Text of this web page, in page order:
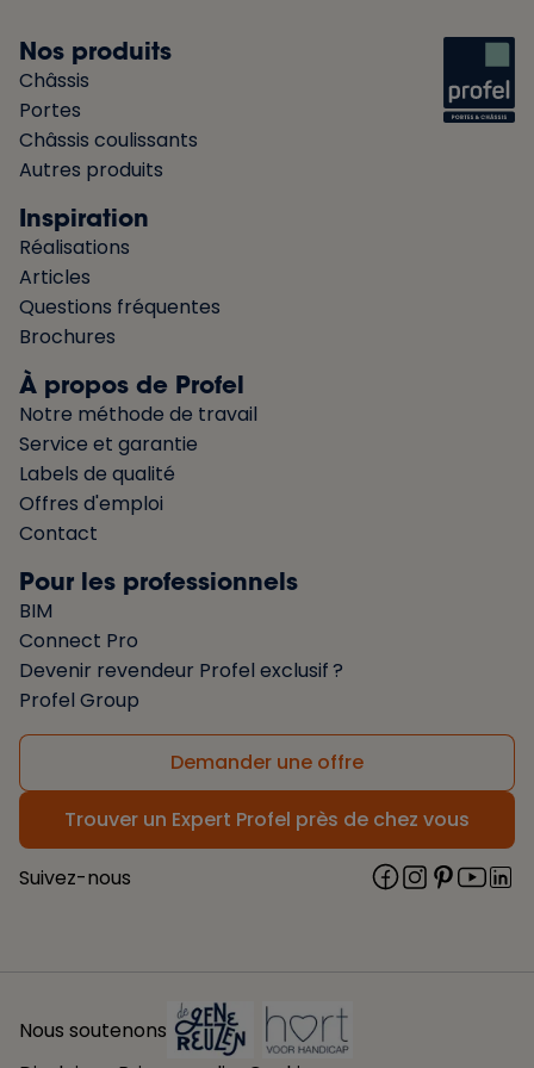
Nos produits
Châssis
Portes
Châssis coulissants
Autres produits
Inspiration
Réalisations
Articles
Questions fréquentes
Brochures
À propos de Profel
Notre méthode de travail
Service et garantie
Labels de qualité
Offres d'emploi
Contact
Pour les professionnels
BIM
Connect Pro
Devenir revendeur Profel exclusif ?
Profel Group
Demander une offre
Trouver un Expert Profel près de chez vous
Suivez-nous
Nous soutenons